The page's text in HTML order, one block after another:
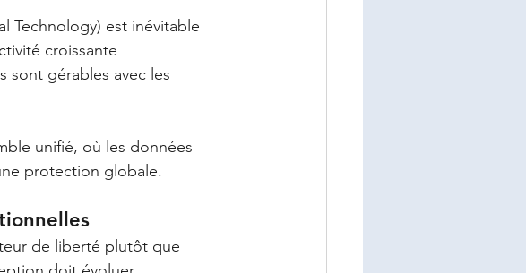
Technology) est inévitable
croissante
sont gérables avec les
unifié, où les données
protection globale.
de liberté plutôt que